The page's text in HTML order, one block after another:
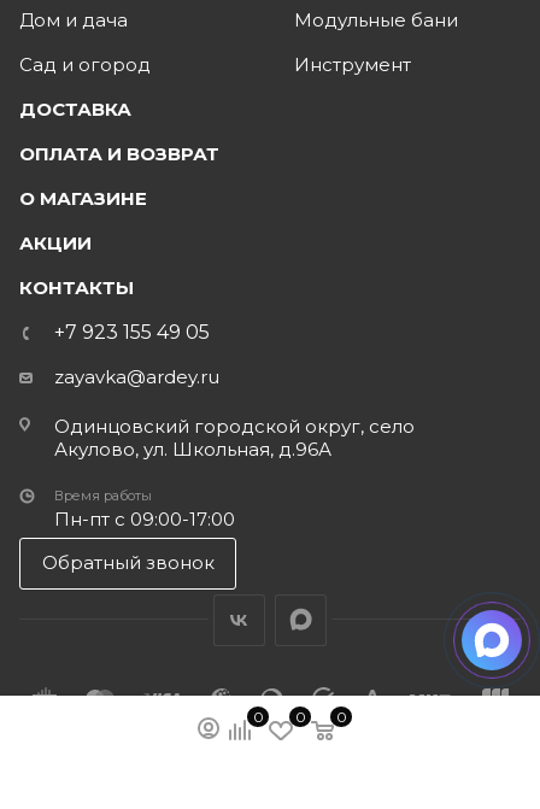
0 0 0
Дом и дача
Сад и огород
Модульные бани
Инструмент
ДОСТАВКА
ОПЛАТА И ВОЗВРАТ
О МАГАЗИНЕ
АКЦИИ
КОНТАКТЫ
+7 923 155 49 05
zayavka@ardey.ru
Одинцовский городской округ, село
Акулово, ул. Школьная, д.96А
Время работы
Пн-пт с 09:00-17:00
Обратный звонок